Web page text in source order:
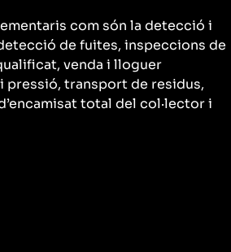
com són la detecció i
de fuites, inspeccions de
venda i lloguer
pressió, transport de residus,
total del col·lector i